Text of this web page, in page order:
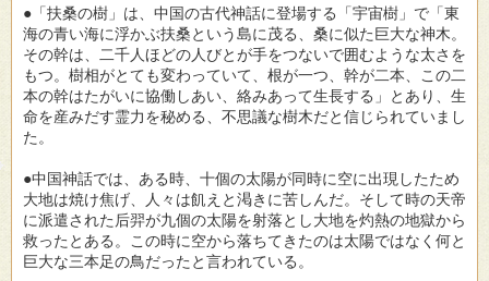
●「扶桑の樹」は、中国の古代神話に登場する「宇宙樹」で「東
海の青い海に浮かぶ扶桑という島に茂る、桑に似た巨大な神木。
その幹は、二千人ほどの人びとが手をつないで囲むような太さを
もつ。樹相がとても変わっていて、根が一つ、幹が二本、この二
本の幹はたがいに協働しあい、絡みあって生長する」とあり、生
命を産みだす霊力を秘める、不思議な樹木だと信じられていまし
た。
●中国神話では、ある時、十個の太陽が同時に空に出現したため
大地は焼け焦げ、人々は飢えと渇きに苦しんだ。そして時の天帝
に派遣された后羿が九個の太陽を射落とし大地を灼熱の地獄から
救ったとある。この時に空から落ちてきたのは太陽ではなく何と
巨大な三本足の鳥だったと言われている。